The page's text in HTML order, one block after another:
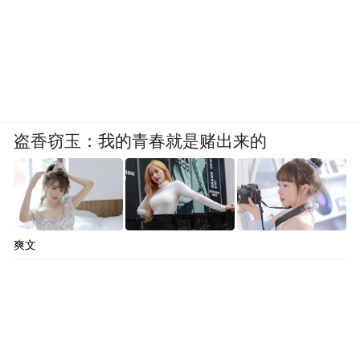
盗香窃玉：我的青春就是赌出来的
爽文